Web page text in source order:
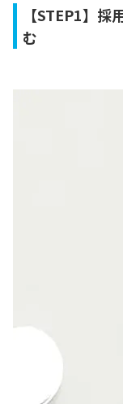
【STEP1】
む